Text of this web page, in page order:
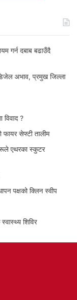
गर्न दबाब बढाउँदै
अभाव, प्रमुख जिल्ला
विवाद ?
फायर सेफ्टी तालीम
एथरका स्कुटर
पक्षको क्लिन स्वीप
शिविर